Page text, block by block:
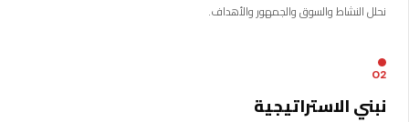
نحلل النشاط والسوق والجمهور والأهداف.
02
نبني الاستراتيجية